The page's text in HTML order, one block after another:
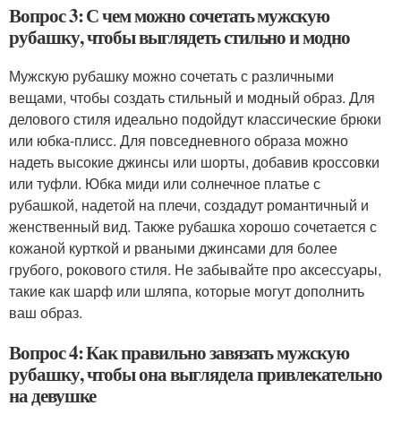
Вопрос 3: С чем можно сочетать мужскую
рубашку, чтобы выглядеть стильно и модно
Мужскую рубашку можно сочетать с различными
вещами, чтобы создать стильный и модный образ. Для
делового стиля идеально подойдут классические брюки
или юбка-плисс. Для повседневного образа можно
надеть высокие джинсы или шорты, добавив кроссовки
или туфли. Юбка миди или солнечное платье с
рубашкой, надетой на плечи, создадут романтичный и
женственный вид. Также рубашка хорошо сочетается с
кожаной курткой и рваными джинсами для более
грубого, рокового стиля. Не забывайте про аксессуары,
такие как шарф или шляпа, которые могут дополнить
ваш образ.
Вопрос 4: Как правильно завязать мужскую
рубашку, чтобы она выглядела привлекательно
на девушке